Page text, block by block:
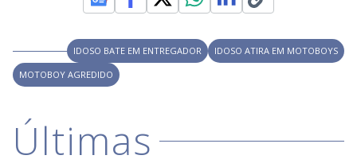
d
e
o
IDOSO BATE EM ENTREGADOR
IDOSO ATIRA EM MOTOBOYS
MOTOBOY AGREDIDO
Últimas